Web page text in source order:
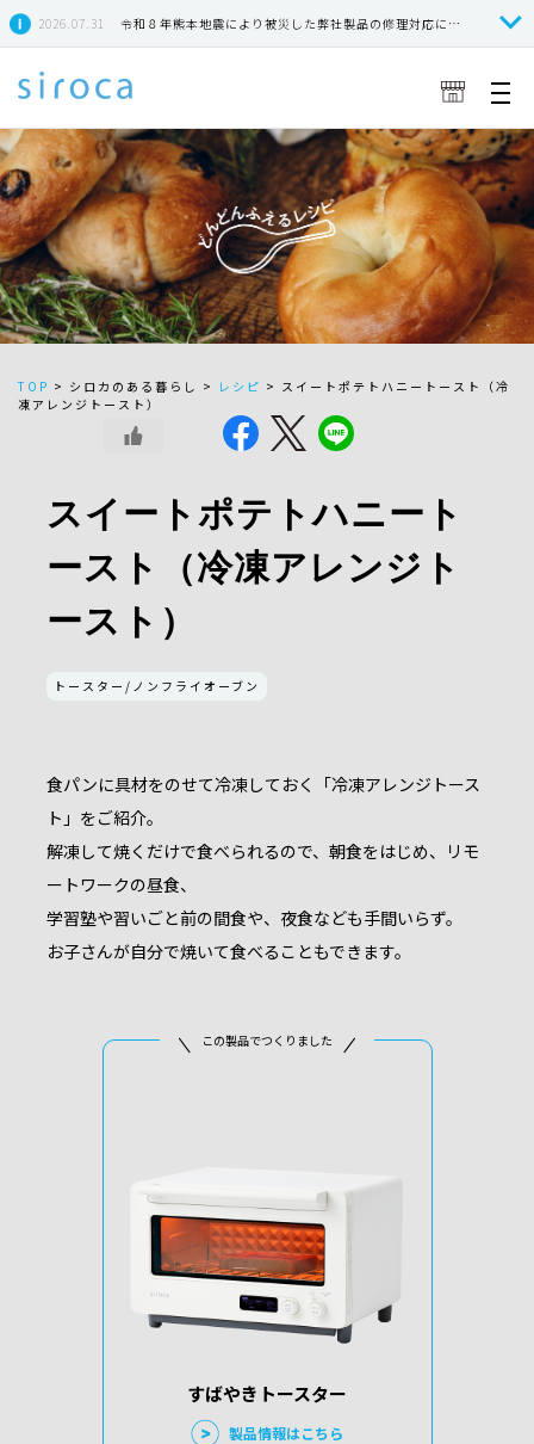
2026.07.31 令和８年熊本地震により被災した弊社製品の修理対応につきまして
TOP > シロカのある暮らし > レシピ > スイートポテトハニートースト（冷
凍アレンジトースト）
スイートポテトハニート
ースト（冷凍アレンジト
ースト）
トースター/ノンフライオーブン
食パンに具材をのせて冷凍しておく「冷凍アレンジトース
ト」をご紹介。
解凍して焼くだけで食べられるので、朝食をはじめ、リモ
ートワークの昼食、
学習塾や習いごと前の間食や、夜食なども手間いらず。
お子さんが自分で焼いて食べることもできます。
この製品でつくりました
すばやきトースター
製品情報はこちら